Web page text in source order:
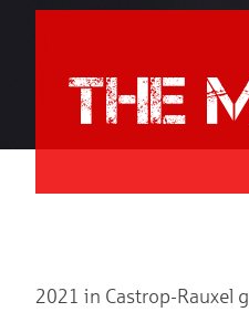
The
2021 in Castrop-Rauxel